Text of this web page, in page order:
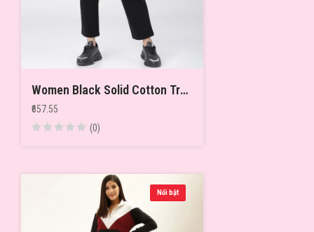
Women Black Solid Cotton Track Pant
₹657.55
(0)
Nổi bật